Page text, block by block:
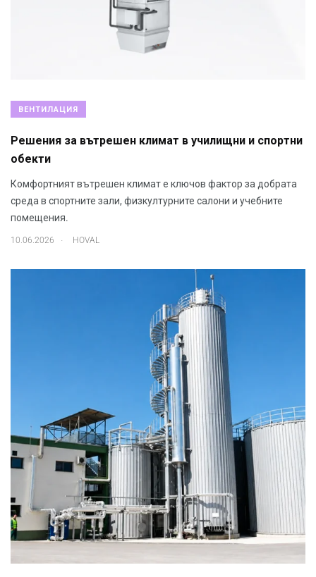
ВЕНТИЛАЦИЯ
Решения за вътрешен климат в училищни и спортни
обекти
Комфортният вътрешен климат е ключов фактор за добрата
среда в спортните зали, физкултурните салони и учебните
помещения.
10.06.2026 . HOVAL